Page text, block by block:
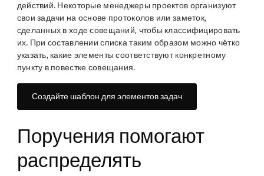
действий. Некоторые менеджеры проектов организуют
свои задачи на основе протоколов или заметок,
сделанных в ходе совещаний, чтобы классифицировать
их. При составлении списка таким образом можно чётко
указать, какие элементы соответствуют конкретному
пункту в повестке совещания.
Создайте шаблон для элементов задач
Поручения помогают
распределять